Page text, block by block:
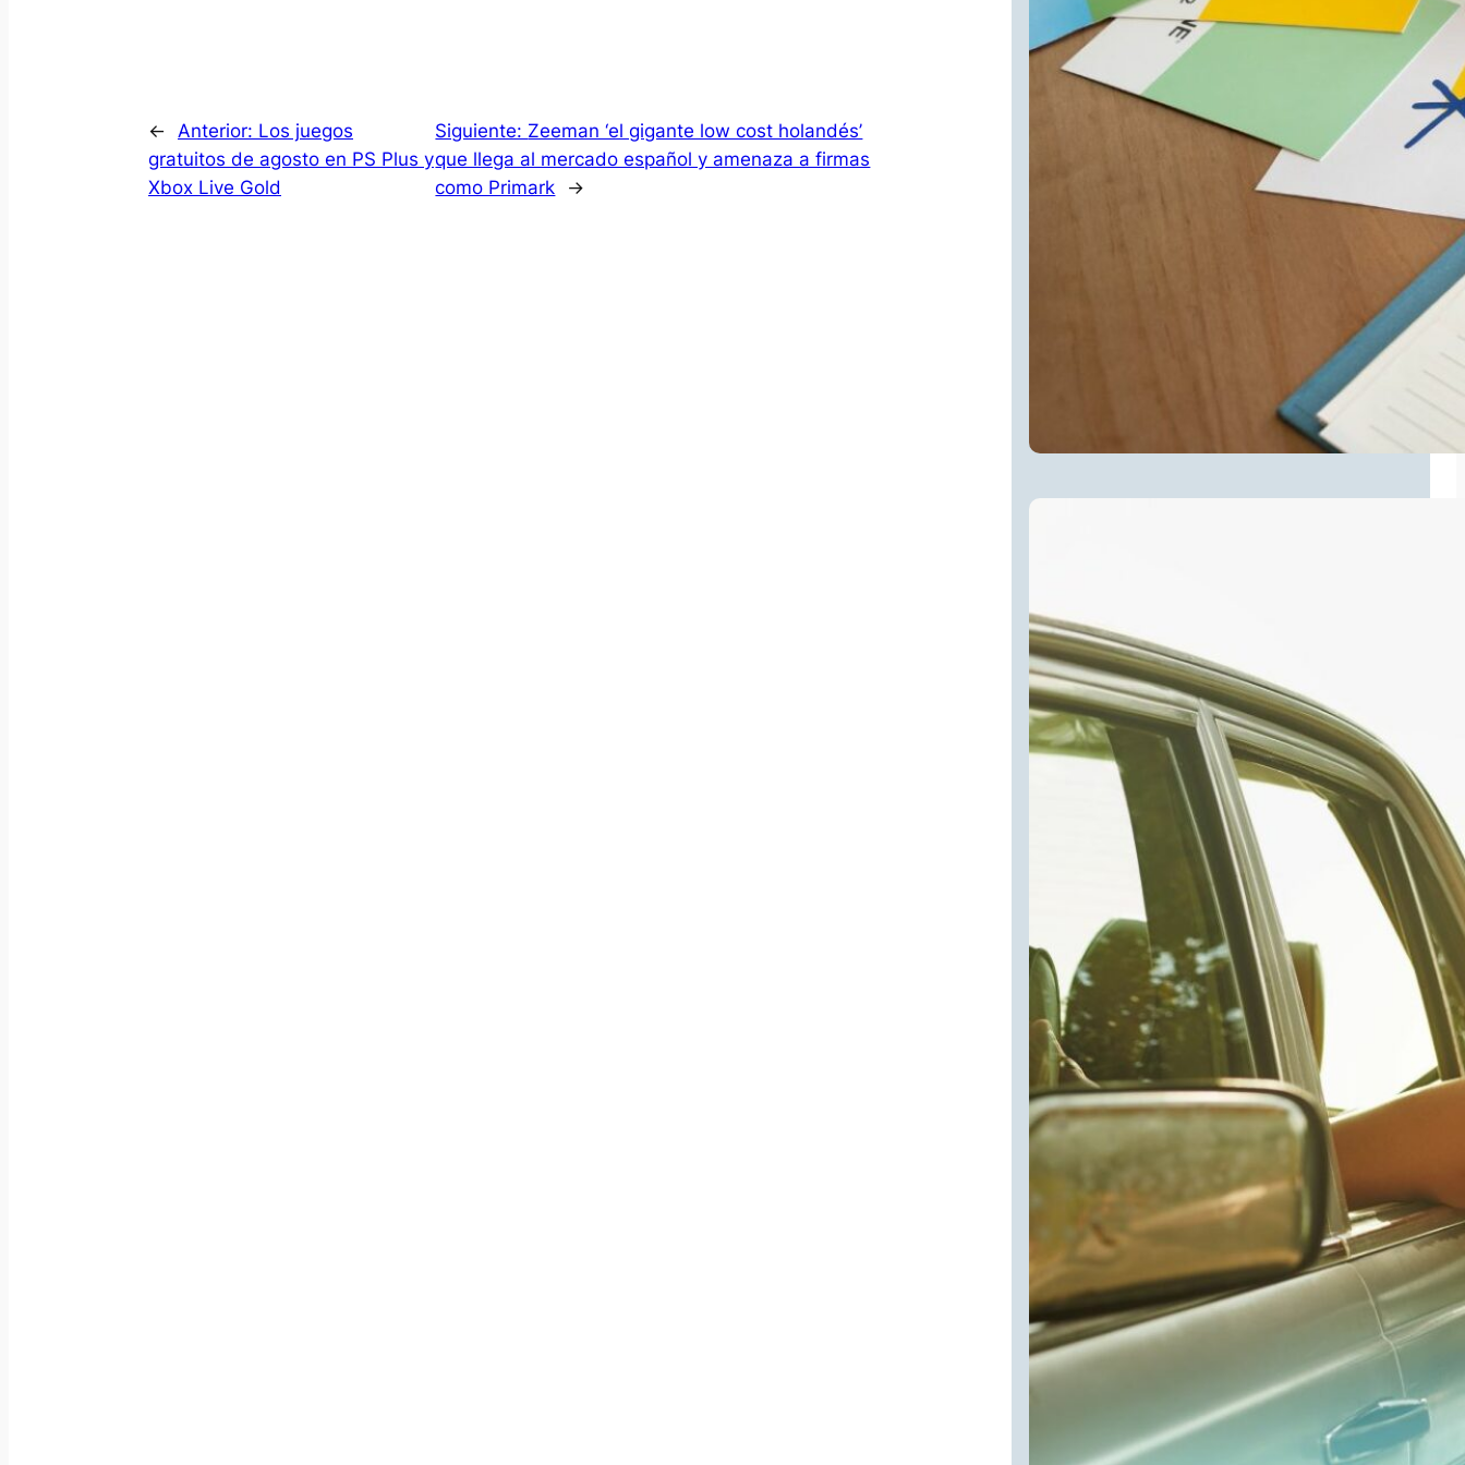
← Anterior: Los juegos
gratuitos de agosto en PS Plus y
Xbox Live Gold
Siguiente: Zeeman ‘el gigante low cost holandés’
que llega al mercado español y amenaza a firmas
como Primark
→